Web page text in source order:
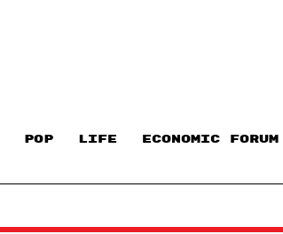
POP LIFE ECONOMIC FORUM